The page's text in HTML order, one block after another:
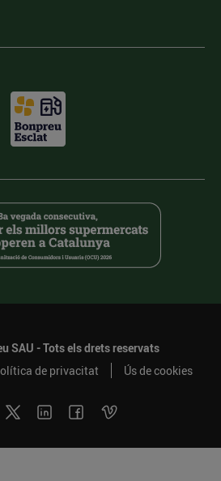
SAU - Tots els drets reservats
de privacitat Ús de cookies